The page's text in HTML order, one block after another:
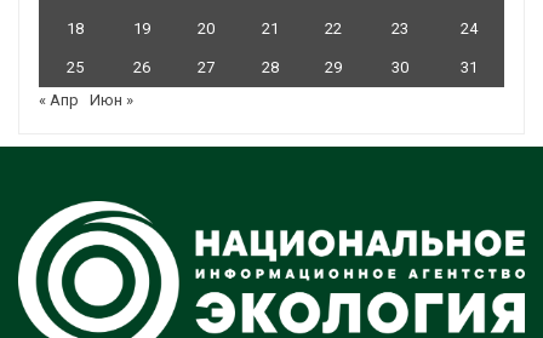
18 19 20 21 22 23 24
25 26 27 28 29 30
31
« Апр
Июн »